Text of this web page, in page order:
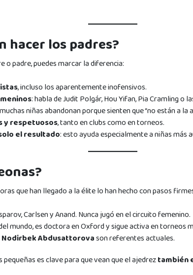
hacer los padres?
o padre, puedes marcar la diferencia:
, incluso los aparentemente inofensivos.
: habla de Judit Polgár, Hou Yifan, Pia Cramling o
niñas abandonan porque sienten que “no están a la
y respetuosos, tanto en clubs como en torneos.
el resultado: esto ayuda especialmente a niñas más
que han llegado a la élite lo han hecho con pasos
Carlsen y Anand. Nunca jugó en el circuito femenino.
mundo, es doctora en Oxford y sigue activa en torneos
Nodirbek Abdusattorovason referentes actuales.
es clave para que vean que el ajedreztambién